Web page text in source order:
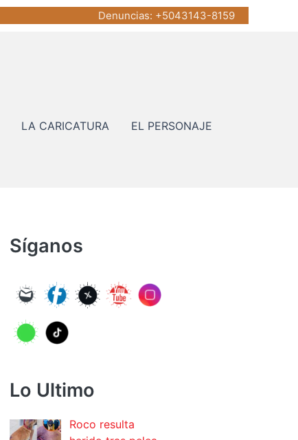
Denuncias: +5043143-8159
LA CARICATURA EL PERSONAJE
Síganos
Lo Ultimo
Roco resulta